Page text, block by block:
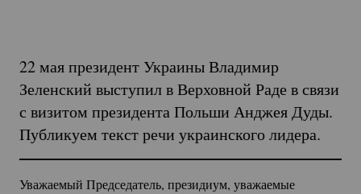
22 мая президент Украины Владимир
Зеленский выступил в Верховной Раде в связи
с визитом президента Польши Анджея Дуды.
Публикуем текст речи украинского лидера.
Уважаемый Председатель, президиум, уважаемые